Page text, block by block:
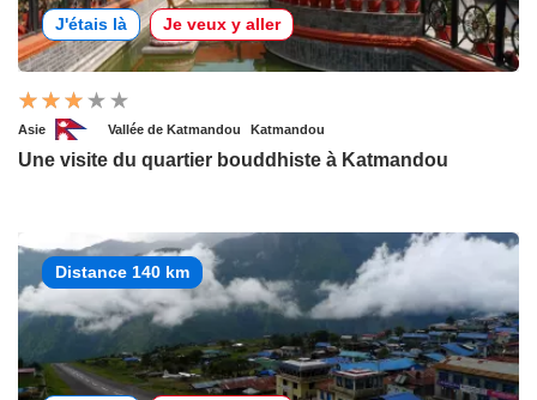
J'étais là Je veux y aller
Asie Vallée de Katmandou Katmandou
Une visite du quartier bouddhiste à Katmandou
Distance 140 km